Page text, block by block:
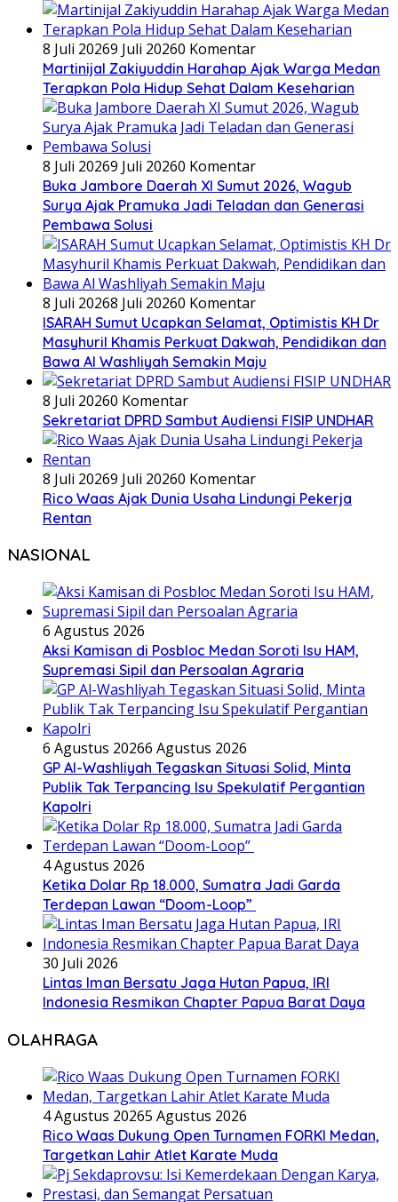
8 Juli 20269 Juli 20260 Komentar
Martinijal Zakiyuddin Harahap Ajak Warga Medan
Terapkan Pola Hidup Sehat Dalam Keseharian
8 Juli 20269 Juli 20260 Komentar
Buka Jambore Daerah XI Sumut 2026, Wagub
Surya Ajak Pramuka Jadi Teladan dan Generasi
Pembawa Solusi
8 Juli 20268 Juli 20260 Komentar
ISARAH Sumut Ucapkan Selamat, Optimistis KH Dr
Masyhuril Khamis Perkuat Dakwah, Pendidikan dan
Bawa Al Washliyah Semakin Maju
8 Juli 20260 Komentar
Sekretariat DPRD Sambut Audiensi FISIP UNDHAR
8 Juli 20269 Juli 20260 Komentar
Rico Waas Ajak Dunia Usaha Lindungi Pekerja
Rentan
NASIONAL
6 Agustus 2026
Aksi Kamisan di Posbloc Medan Soroti Isu HAM,
Supremasi Sipil dan Persoalan Agraria
6 Agustus 20266 Agustus 2026
GP Al-Washliyah Tegaskan Situasi Solid, Minta
Publik Tak Terpancing Isu Spekulatif Pergantian
Kapolri
4 Agustus 2026
Ketika Dolar Rp 18.000, Sumatra Jadi Garda
Terdepan Lawan “Doom-Loop”
30 Juli 2026
Lintas Iman Bersatu Jaga Hutan Papua, IRI
Indonesia Resmikan Chapter Papua Barat Daya
OLAHRAGA
4 Agustus 20265 Agustus 2026
Rico Waas Dukung Open Turnamen FORKI Medan,
Targetkan Lahir Atlet Karate Muda